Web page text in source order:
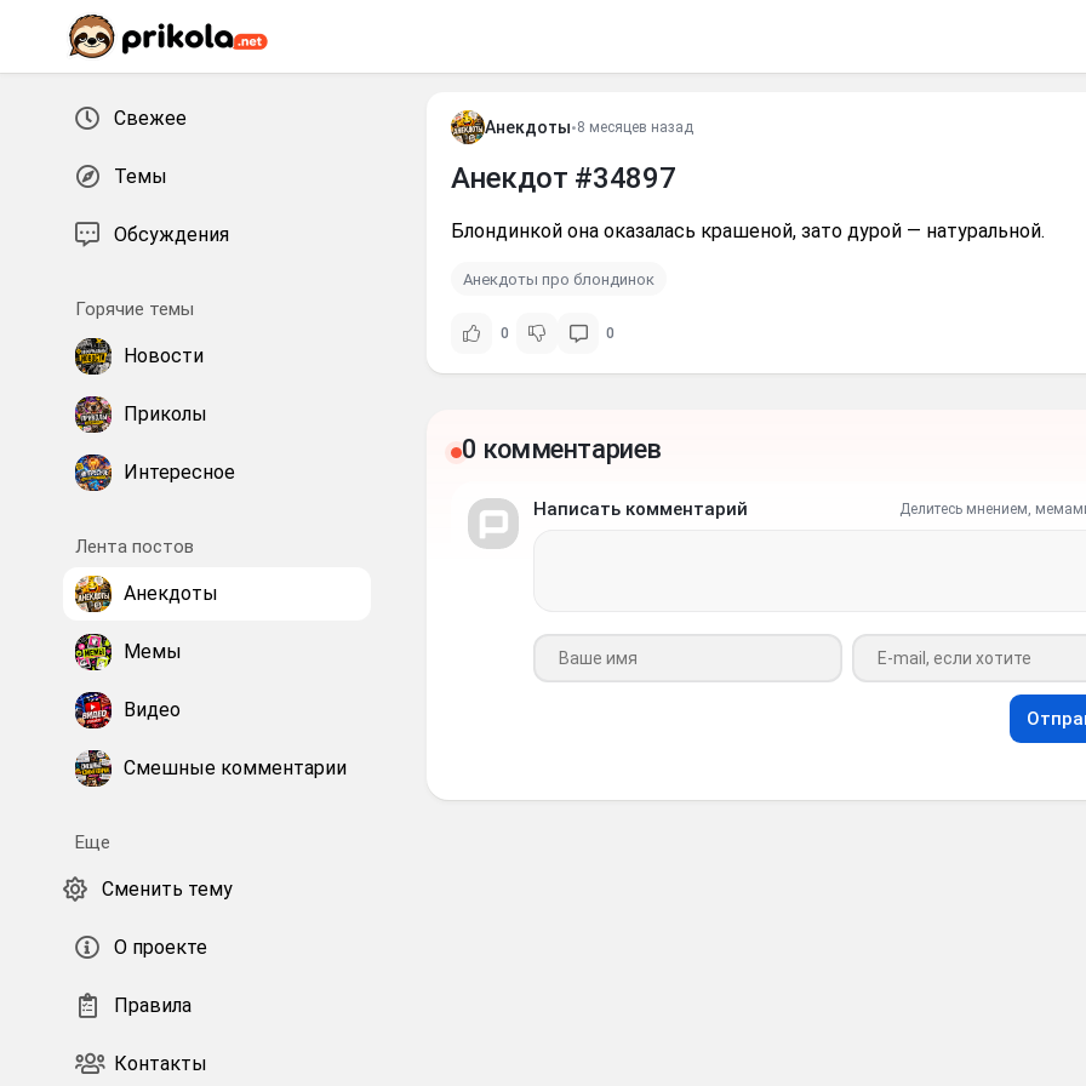
Перейти к контенту
Свежее
Темы
Обсуждения
Горячие темы
Новости
Приколы
Интересное
Лента постов
Анекдоты
Мемы
Видео
Смешные комментарии
Еще
Сменить тему
О проекте
Правила
Контакты
Анекдоты•8 месяцев назад
Анекдот #34897
Блондинкой она оказалась крашеной, зато дурой — натуральной.
Анекдоты про блондинок
0 0
0 комментариев
Написать комментарий Делитесь мнением,
Ваше имя Ваш e-mail